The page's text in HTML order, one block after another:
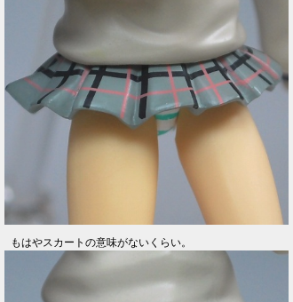
もはやスカートの意味がないくらい。